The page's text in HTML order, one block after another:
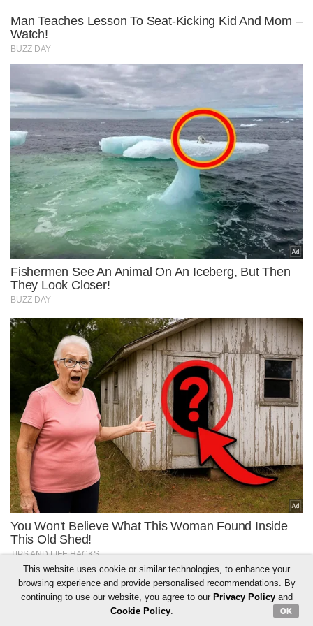
This website uses cookie or similar technologies, to enhance your
browsing experience and provide personalised recommendations. By
continuing to use our website, you agree to our Privacy Policyand
Cookie Policy. OK